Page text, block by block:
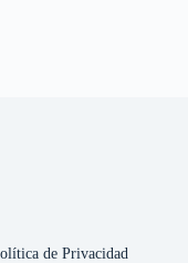
de Privacidad